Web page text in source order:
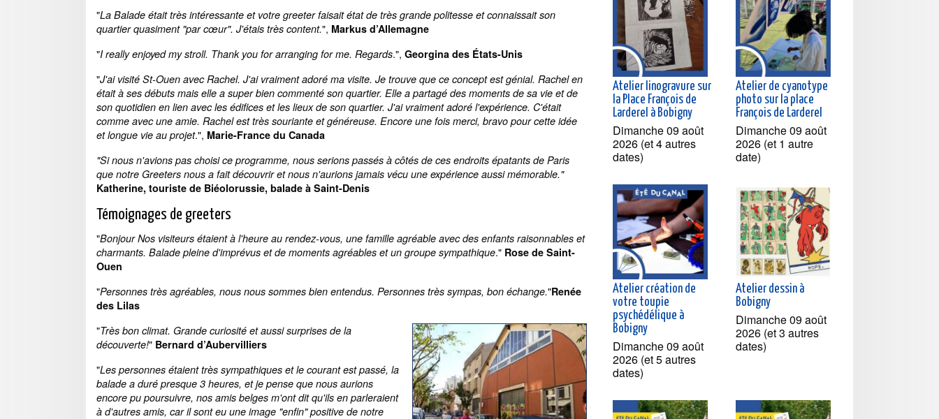
"La Balade était très intéressante et votre greeter faisait état de très grande politesse et connaissait son
quartier quasiment "par cœur". J'étais très content.", Markus d’Allemagne
"I really enjoyed my stroll. Thank you for arranging for me. Regards.", Georgina des États-Unis
"J'ai visité St-Ouen avec Rachel. J'ai vraiment adoré ma visite. Je trouve que ce concept est génial. Rachel en
était à ses débuts mais elle a super bien commenté son quartier. Elle a partagé des moments de sa vie et de
son quotidien en lien avec les édifices et les lieux de son quartier. J'ai vraiment adoré l'expérience. C'était
comme avec une amie. Rachel est très souriante et généreuse. Encore une fois merci, bravo pour cette idée
et longue vie au projet.", Marie-France du Canada
"Si nous n'avions pas choisi ce programme, nous serions passés à côtés de ces endroits épatants de Paris
que notre Greeters nous a fait découvrir et nous n'aurions jamais vécu une expérience aussi mémorable."
Katherine, touriste de Biéolorussie, balade à Saint-Denis
Témoignages de greeters
"Bonjour Nos visiteurs étaient à l'heure au rendez-vous, une famille agréable avec des enfants raisonnables et
charmants. Balade pleine d'imprévus et de moments agréables et un groupe sympathique." Rose de Saint-
Ouen
"Personnes très agréables, nous nous sommes bien entendus. Personnes très sympas, bon échange."Renée
des Lilas
"Très bon climat. Grande curiosité et aussi surprises de la
découverte!" Bernard d’Aubervilliers
"Les personnes étaient très sympathiques et le courant est passé, la
balade a duré presque 3 heures, et je pense que nous aurions
encore pu poursuivre, nos amis belges m'ont dit qu'ils en parleraient
à d'autres amis, car il sont eu une image "enfin" positive de notre
Atelier linogravure sur
la Place François de
Larderel à Bobigny
Dimanche 09 août
2026 (et 4 autres
dates)
Atelier de cyanotype
photo sur la place
François de Larderel
Dimanche 09 août
2026 (et 1 autre
date)
Atelier création de
votre toupie
psychédélique à
Bobigny
Dimanche 09 août
2026 (et 5 autres
dates)
Atelier dessin à
Bobigny
Dimanche 09 août
2026 (et 3 autres
dates)